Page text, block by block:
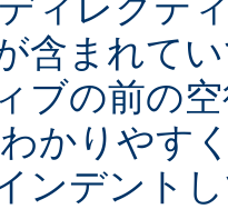
含まれて
ブの前の
かりやす
ンデント